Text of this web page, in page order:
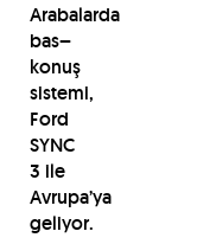
Arabalarda
bas–
konuş
sistemi,
Ford
SYNC
3 ile
Avrupa’ya
geliyor.